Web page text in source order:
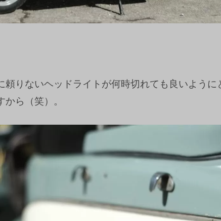
頼りないヘッドライトが何時切れても良いよう
ら（笑）。